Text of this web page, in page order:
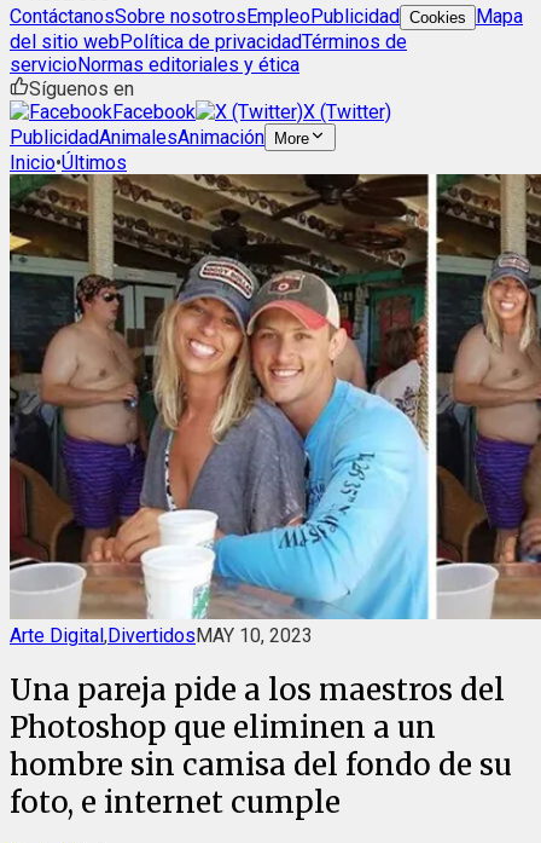
ContáctanosSobre nosotrosEmpleoPublicidad Cookies
Mapa
del sitio webPolítica de privacidadTérminos de
servicioNormas editoriales y ética
Síguenos en
Facebook
X (Twitter)
PublicidadAnimalesAnimación More
Inicio•Últimos
Arte Digital,DivertidosMAY 10, 2023
Una pareja pide a los maestros del
Photoshop que eliminen a un
hombre sin camisa del fondo de su
foto, e internet cumple